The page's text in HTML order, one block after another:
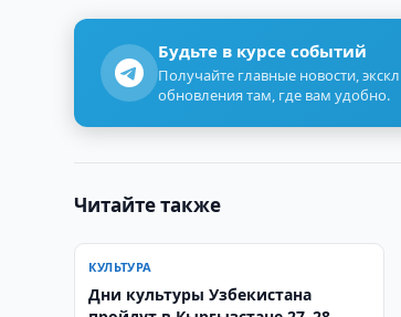
Будьте в курсе событий
Получайте главные новости,
обновления там, где вам удобно.
Читайте также
КУЛЬТУРА
Дни культуры Узбекистана